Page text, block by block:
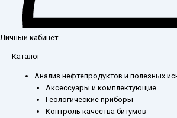
Личный кабинет
Каталог
Анализ нефтепродуктов и полезных
Аксессуары и комплектующие
Геологические приборы
Контроль качества битумов